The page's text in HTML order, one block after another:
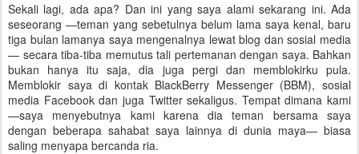
Sekali lagi, ada apa? Dan ini yang saya alami sekarang ini. Ada
seseorang —teman yang sebetulnya belum lama saya kenal, baru
tiga bulan lamanya saya mengenalnya lewat blog dan sosial media
— secara tiba-tiba memutus tali pertemanan dengan saya. Bahkan
bukan hanya itu saja, dia juga pergi dan memblokirku pula.
Memblokir saya di kontak BlackBerry Messenger (BBM), sosial
media Facebook dan juga Twitter sekaligus. Tempat dimana kami
—saya menyebutnya kami karena dia teman bersama saya
dengan beberapa sahabat saya lainnya di dunia maya— biasa
saling menyapa bercanda ria.